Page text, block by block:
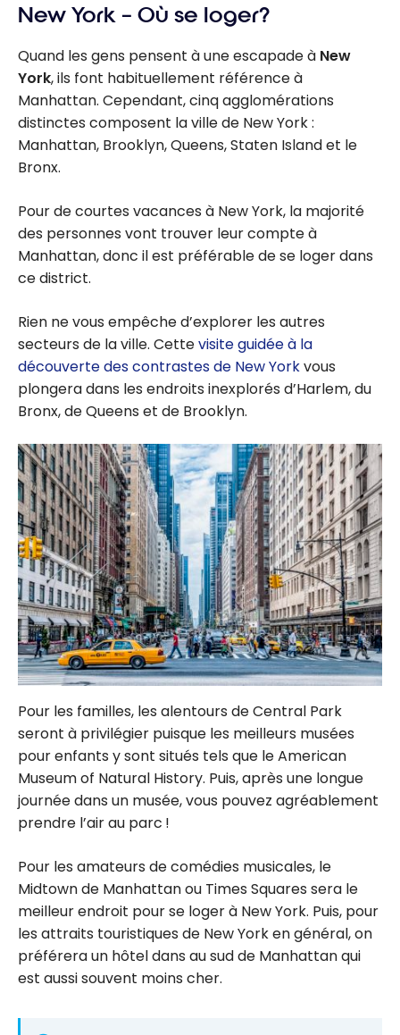
New York – Où se loger?
Quand les gens pensent à une escapade à New
York, ils font habituellement référence à
Manhattan. Cependant, cinq agglomérations
distinctes composent la ville de New York :
Manhattan, Brooklyn, Queens, Staten Island et le
Bronx.
Pour de courtes vacances à New York, la majorité
des personnes vont trouver leur compte à
Manhattan, donc il est préférable de se loger dans
ce district.
Rien ne vous empêche d’explorer les autres
secteurs de la ville. Cettevisite guidée à la
découverte des contrastes de New Yorkvous
plongera dans les endroits inexplorés d’Harlem, du
Bronx, de Queens et de Brooklyn.
Pour les familles, les alentours de Central Park
seront à privilégier puisque les meilleurs musées
pour enfants y sont situés tels que le American
Museum of Natural History. Puis, après une longue
journée dans un musée, vous pouvez agréablement
prendre l’air au parc !
Pour les amateurs de comédies musicales, le
Midtown de Manhattan ou Times Squares sera le
meilleur endroit pour se loger à New York. Puis, pour
les attraits touristiques de New York en général, on
préférera un hôtel dans au sud de Manhattan qui
est aussi souvent moins cher.